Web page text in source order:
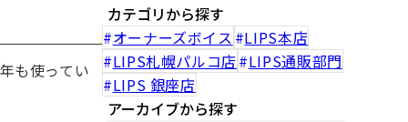
も使ってい
カテゴリから探す
オーナーズボイス
LIPS本店
LIPS札幌パルコ店
LIPS通販部門
LIPS 銀座店
アーカイブから探す